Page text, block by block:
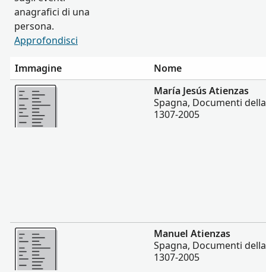
anagrafici di una
persona.
Approfondisci
Immagine
Nome
Altro
María Jesús Atienzas
Spagna, Documenti
1307-2005
Altro
Manuel Atienzas
Spagna, Documenti
1307-2005